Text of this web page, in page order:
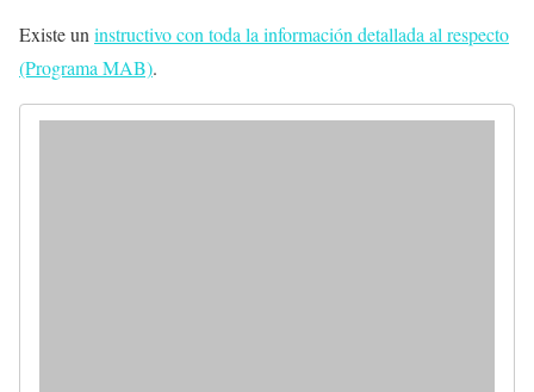
Existe un instructivo con toda la información detallada al respecto
(Programa MAB).